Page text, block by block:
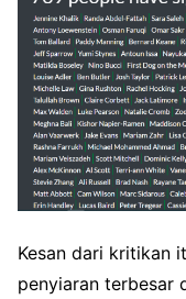
Kesan dari kritikan
penyiaran terbesar